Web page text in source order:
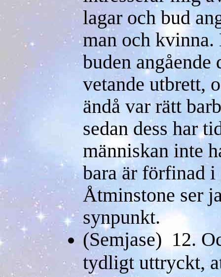
lagar och bud
man och kvinna.
buden
vetande utbrett,
ändå var rätt
sedan dess har
människan inte
bara är förfinad
Åtminstone ser
synpunkt.
(Semjase) 12.
tydligt uttryckt,